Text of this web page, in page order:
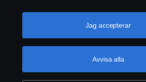
Juridisk Information
Integritetspolicy
Cookies
"Cookie-inställningar" och välja de
acceptera. För en mer detaljerad
Avvisa alla
Jag accepterar